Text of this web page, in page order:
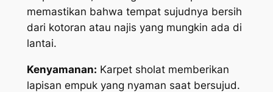
memastikan bahwa tempat sujudnya bersih
dari kotoran atau najis yang mungkin ada di
lantai.
Kenyamanan: Karpet sholat memberikan
lapisan empuk yang nyaman saat bersujud.